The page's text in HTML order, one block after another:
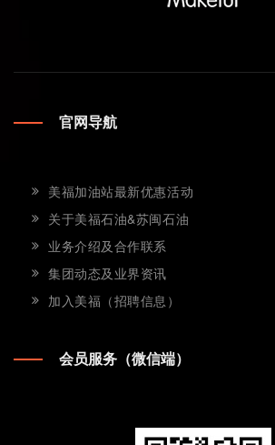
官网导航
美福加油站最新优惠活动
关于美福石油&苏闽石油
业务介绍及合作联系
集团动态及业界资讯
加入美福（招聘信息）
会员服务（微信端）